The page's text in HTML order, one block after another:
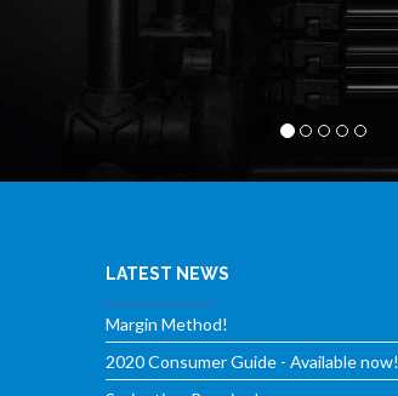
LATEST NEWS
Margin Method!
2020 Consumer Guide - Available now!